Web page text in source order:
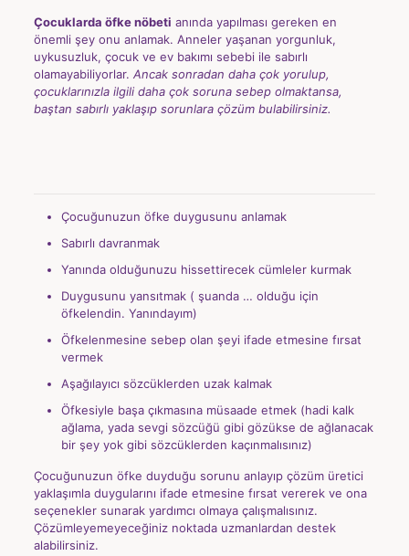
Çocuklarda öfke nöbeti anında yapılması gereken en
önemli şey onu anlamak. Anneler yaşanan yorgunluk,
uykusuzluk, çocuk ve ev bakımı sebebi ile sabırlı
olamayabiliyorlar. Ancak sonradan daha çok yorulup,
çocuklarınızla ilgili daha çok soruna sebep olmaktansa,
baştan sabırlı yaklaşıp sorunlara çözüm bulabilirsiniz.
Çocuğunuzun öfke duygusunu anlamak
Sabırlı davranmak
Yanında olduğunuzu hissettirecek cümleler kurmak
Duygusunu yansıtmak ( şuanda … olduğu için
öfkelendin. Yanındayım)
Öfkelenmesine sebep olan şeyi ifade etmesine fırsat
vermek
Aşağılayıcı sözcüklerden uzak kalmak
Öfkesiyle başa çıkmasına müsaade etmek (hadi kalk
ağlama, yada sevgi sözcüğü gibi gözükse de ağlanacak
bir şey yok gibi sözcüklerden kaçınmalısınız)
Çocuğunuzun öfke duyduğu sorunu anlayıp çözüm üretici
yaklaşımla duygularını ifade etmesine fırsat vererek ve ona
seçenekler sunarak yardımcı olmaya çalışmalısınız.
Çözümleyemeyeceğiniz noktada uzmanlardan destek
alabilirsiniz.